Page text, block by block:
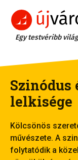
Egy testvéribb
Szinódus
lelkisége
Kölcsönös
művészete. A
folytatódik a